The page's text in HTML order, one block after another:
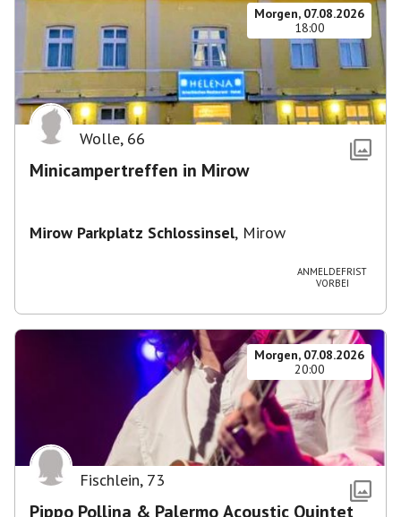
Morgen, 07.08.2026
18:00
Wolle, 66
Minicampertreffen in Mirow
Mirow Parkplatz Schlossinsel, Mirow
ANMELDEFRIST
VORBEI
Morgen, 07.08.2026
20:00
Fischlein, 73
Pippo Pollina & Palermo Acoustic Quintet